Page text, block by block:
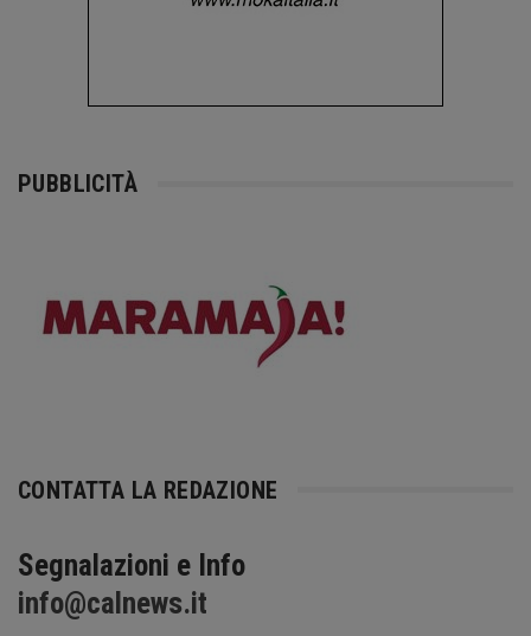
PUBBLICITÀ
CONTATTA LA REDAZIONE
Segnalazioni e Info
info@calnews.it